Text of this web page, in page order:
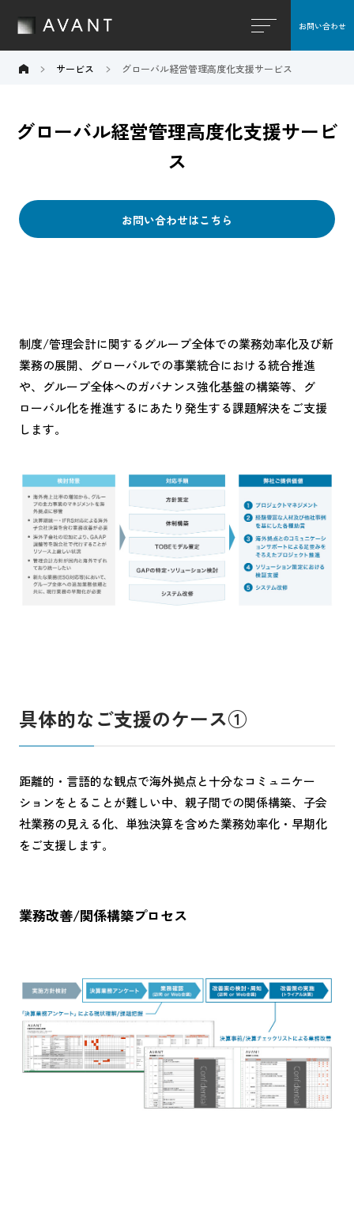
お問い合わせ
サービス グローバル経営管理高度化支援サービス
グローバル経営管理高度化支援サービ
ス
お問い合わせはこちら
制度/管理会計に関するグループ全体での業務効率化及び新
業務の展開、グローバルでの事業統合における統合推進
や、グループ全体へのガバナンス強化基盤の構築等、グ
ローバル化を推進するにあたり発生する課題解決をご支援
します。
具体的なご支援のケース①
距離的・言語的な観点で海外拠点と十分なコミュニケー
ションをとることが難しい中、親子間での関係構築、子会
社業務の見える化、単独決算を含めた業務効率化・早期化
をご支援します。
業務改善/関係構築プロセス